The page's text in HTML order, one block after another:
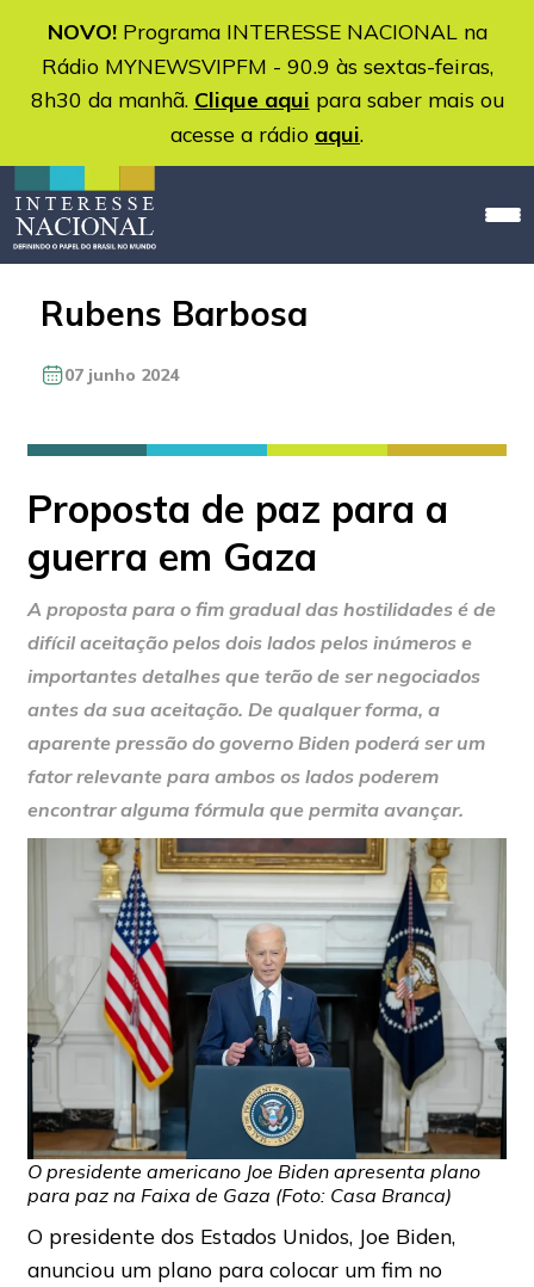
NOVO!Programa INTERESSE NACIONAL na
Rádio MYNEWSVIPFM - 90.9 às sextas-feiras,
8h30 da manhã. Clique aqui para saber mais ou
acesse a rádio aqui.
Rubens Barbosa
07 junho 2024
Proposta de paz para a
guerra em Gaza
A proposta para o fim gradual das hostilidades é de
difícil aceitação pelos dois lados pelos inúmeros e
importantes detalhes que terão de ser negociados
antes da sua aceitação. De qualquer forma, a
aparente pressão do governo Biden poderá ser um
fator relevante para ambos os lados poderem
encontrar alguma fórmula que permita avançar.
O presidente americano Joe Biden apresenta plano
para paz na Faixa de Gaza (Foto: Casa Branca)
O presidente dos Estados Unidos, Joe Biden,
anunciou um plano para colocar um fim no